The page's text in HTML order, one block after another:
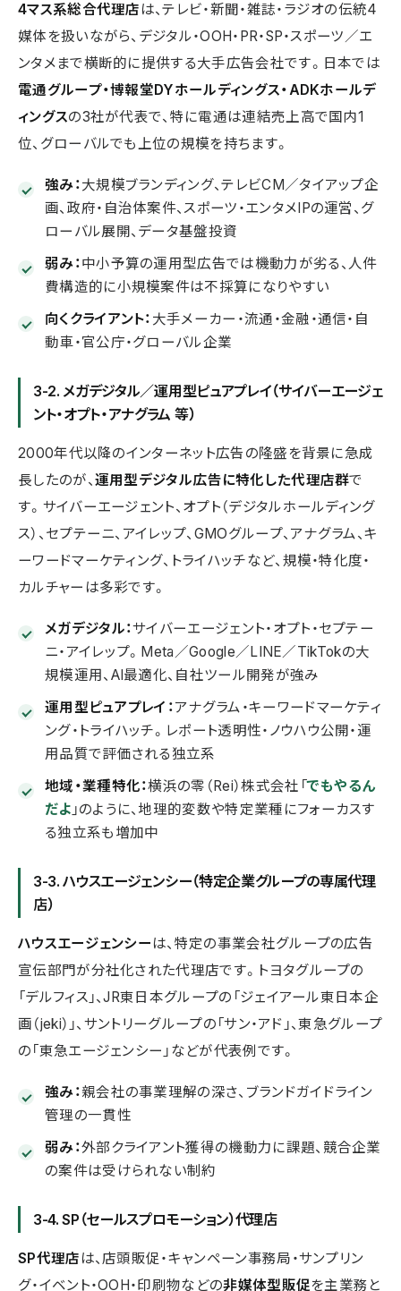
4マス系総合代理店は、テレビ・新聞・雑誌・ラジオの伝統4
媒体を扱いながら、デジタル・OOH・PR・SP・スポーツ／エ
ンタメまで横断的に提供する大手広告会社です。日本では
電通グループ・博報堂DYホールディングス・ADKホールデ
ィングスの3社が代表で、特に電通は連結売上高で国内1
位、グローバルでも上位の規模を持ちます。
強み：大規模ブランディング、テレビCM／タイアップ企
画、政府・自治体案件、スポーツ・エンタメIPの運営、グ
ローバル展開、データ基盤投資
弱み：中小予算の運用型広告では機動力が劣る、人件
費構造的に小規模案件は不採算になりやすい
向くクライアント： 大手メーカー・流通・金融・通信・自
動車・官公庁・グローバル企業
3-2. メガデジタル／運用型ピュアプレイ（サイバーエージェ
ント・オプト・アナグラム 等）
2000年代以降のインターネット広告の隆盛を背景に急成
長したのが、運用型デジタル広告に特化した代理店群で
す。サイバーエージェント、オプト（デジタルホールディング
ス）、セプテーニ、アイレップ、GMOグループ、アナグラム、キ
ーワードマーケティング、トライハッチなど、規模・特化度・
カルチャーは多彩です。
メガデジタル：サイバーエージェント・オプト・セプテー
ニ・アイレップ。Meta／Google／LINE／TikTokの大
規模運用、AI最適化、自社ツール開発が強み
運用型ピュアプレイ：アナグラム・キーワードマーケティ
ング・トライハッチ。レポート透明性・ノウハウ公開・運
用品質で評価される独立系
地域・業種特化：横浜の零（Rei）株式会社「でもやるん
だよ 」のように、地理的変数や特定業種にフォーカスす
る独立系も増加中
3-3. ハウスエージェンシー（特定企業グループの専属代理
店）
ハウスエージェンシーは、特定の事業会社グループの広告
宣伝部門が分社化された代理店です。トヨタグループの
「デルフィス」、JR東日本グループの「ジェイアール東日本企
画（jeki）」、サントリーグループの「サン・アド」、東急グループ
の「東急エージェンシー」などが代表例です。
強み：親会社の事業理解の深さ、ブランドガイドライン
管理の一貫性
弱み：外部クライアント獲得の機動力に課題、競合企業
の案件は受けられない制約
3-4. SP（セールスプロモーション）代理店
SP代理店は、店頭販促・キャンペーン事務局・サンプリン
グ・イベント・OOH・印刷物などの非媒体型販促を主業務と